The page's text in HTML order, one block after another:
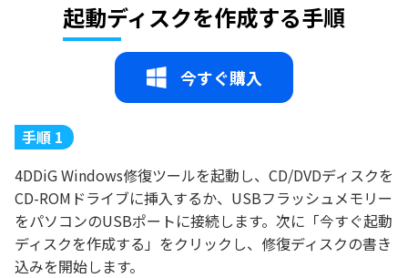
起動ディスクを作成する手順
今すぐ購入
手順 1
4DDiG Windows修復ツールを起動し、CD/DVDディスクを
CD-ROMドライブに挿入するか、USBフラッシュメモリー
をパソコンのUSBポートに接続します。次に「今すぐ起動
ディスクを作成する」をクリックし、修復ディスクの書き
込みを開始します。